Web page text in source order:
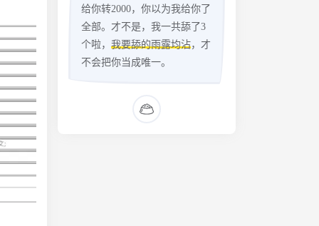
给你转2000，你以为我给你了
全部。才不是，我一共舔了3
个啦， 我要舔的雨露均沾，才
不会把你当成唯一。